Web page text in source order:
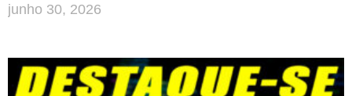
junho 30, 2026